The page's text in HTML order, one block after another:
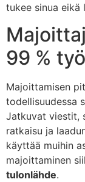
tukee sinua eikä
99 %
Majoittamisen
todellisuudessa
Jatkuvat viestit,
ratkaisu ja
käyttää muihin
majoittaminen
tulonlähde.